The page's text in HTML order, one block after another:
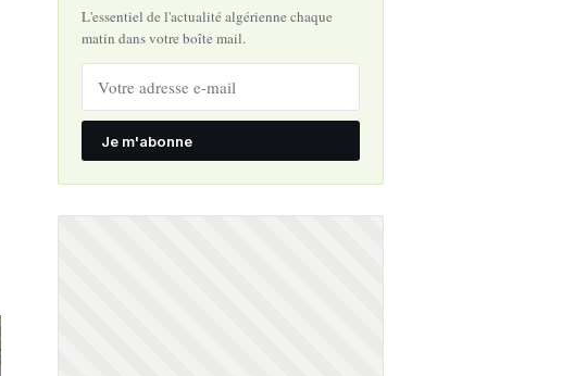
L'essentiel de l'actualité algérienne chaque
matin dans votre boîte mail.
Je m'abonne